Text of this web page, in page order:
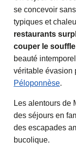
se concevoir
typiques et
restaurants
couper le souffle
beauté
véritable évasion
Péloponnèse.
Les alentours de
des séjours en
des escapades
bucolique.